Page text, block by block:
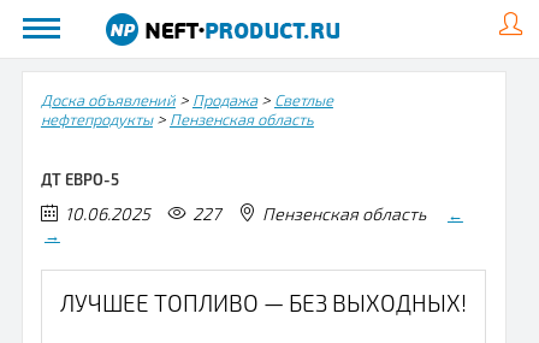
Доска объявлений> Продажа> Светлые
нефтепродукты> Пензенская область
ДТ ЕВРО-5
10.06.2025 227 Пензенская область
←
→
ЛУЧШЕЕ ТОПЛИВО — БЕЗ ВЫХОДНЫХ!